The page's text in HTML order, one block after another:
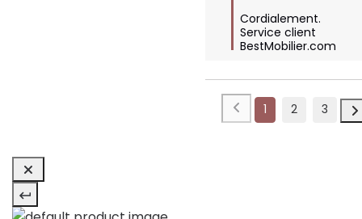
Cordialement.
Service client
BestMobilier.com
1 2 3